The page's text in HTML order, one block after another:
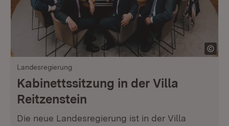
Landesregierung
Kabinettssitzung in der Villa
Reitzenstein
Die neue Landesregierung ist in der Villa